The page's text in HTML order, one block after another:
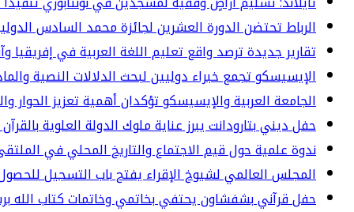
الرباط تحتضن الدورة العشرين لجائزة محمد السادس
تقارير جديدة ترصد واقع تعليم اللغة العربية في إفريقيا
الإيسيسكو تجمع خبراء دوليين لبحث الدلالات النصية
الجامعة العربية والإيسيسكو تؤكدان أهمية تعزيز الحوار
حفل ديني بتارودانت يبرز عناية ملوك الدولة العلوية
ندوة علمية حول قيم الاجتماع والتاريخ المحلي في
المجلس العالمي لشيوخ الإقراء يفتح باب التسجيل
حفل قرآني بشفشاون يحتفي بخاتمي وخاتمات كتاب الله برسم